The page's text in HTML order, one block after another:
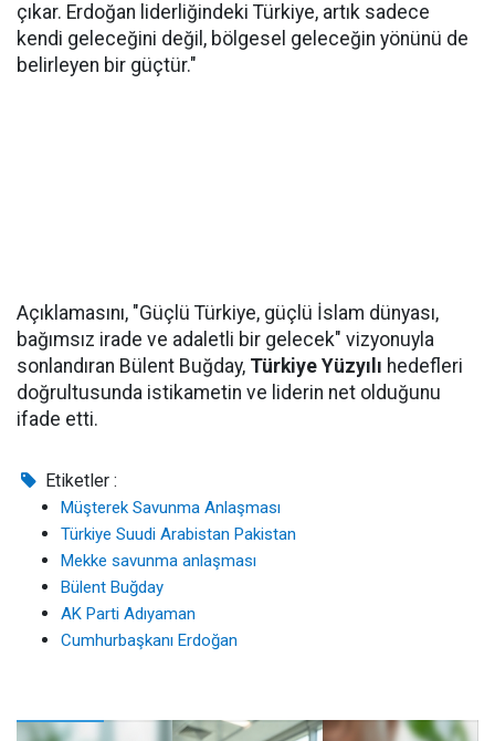
çıkar. Erdoğan liderliğindeki Türkiye, artık sadece
kendi geleceğini değil, bölgesel geleceğin yönünü de
belirleyen bir güçtür."
Açıklamasını, "Güçlü Türkiye, güçlü İslam dünyası,
bağımsız irade ve adaletli bir gelecek" vizyonuyla
sonlandıran Bülent Buğday, Türkiye Yüzyılı hedefleri
doğrultusunda istikametin ve liderin net olduğunu
ifade etti.
Etiketler :
Müşterek Savunma Anlaşması
Türkiye Suudi Arabistan Pakistan
Mekke savunma anlaşması
Bülent Buğday
AK Parti Adıyaman
Cumhurbaşkanı Erdoğan